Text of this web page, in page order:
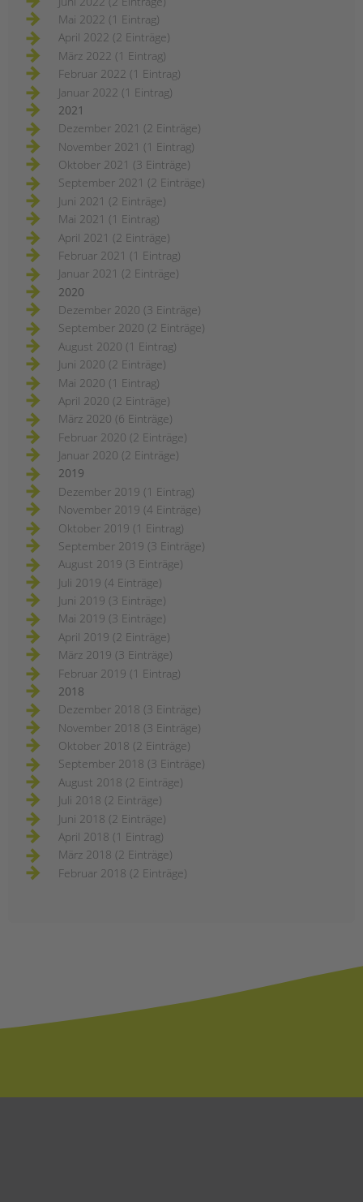
Mai 2022 (1 Eintrag)
April 2022 (2 Einträge)
März 2022 (1 Eintrag)
Februar 2022 (1 Eintrag)
Januar 2022 (1 Eintrag)
2021
Dezember 2021 (2 Einträge)
November 2021 (1 Eintrag)
Oktober 2021 (3 Einträge)
September 2021 (2 Einträge)
Juni 2021 (2 Einträge)
Mai 2021 (1 Eintrag)
April 2021 (2 Einträge)
Februar 2021 (1 Eintrag)
Januar 2021 (2 Einträge)
2020
Dezember 2020 (3 Einträge)
September 2020 (2 Einträge)
August 2020 (1 Eintrag)
Juni 2020 (2 Einträge)
Mai 2020 (1 Eintrag)
April 2020 (2 Einträge)
März 2020 (6 Einträge)
Februar 2020 (2 Einträge)
Januar 2020 (2 Einträge)
2019
Dezember 2019 (1 Eintrag)
November 2019 (4 Einträge)
Oktober 2019 (1 Eintrag)
September 2019 (3 Einträge)
August 2019 (3 Einträge)
Juli 2019 (4 Einträge)
Juni 2019 (3 Einträge)
Mai 2019 (3 Einträge)
April 2019 (2 Einträge)
März 2019 (3 Einträge)
Februar 2019 (1 Eintrag)
2018
Dezember 2018 (3 Einträge)
November 2018 (3 Einträge)
Oktober 2018 (2 Einträge)
September 2018 (3 Einträge)
August 2018 (2 Einträge)
Juli 2018 (2 Einträge)
Juni 2018 (2 Einträge)
April 2018 (1 Eintrag)
März 2018 (2 Einträge)
Februar 2018 (2 Einträge)